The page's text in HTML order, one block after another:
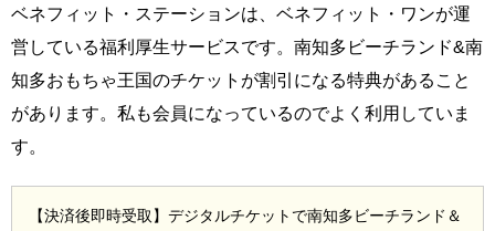
ベネフィット・ステーションは、ベネフィット・ワンが運
営している福利厚生サービスです。南知多ビーチランド&南
知多おもちゃ王国のチケットが割引になる特典があること
があります。私も会員になっているのでよく利用していま
す。
【決済後即時受取】デジタルチケットで南知多ビーチランド＆